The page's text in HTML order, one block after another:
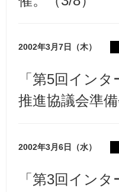
2002年3月7日（木）
「第5回イン
推進協議会準
2002年3月6日（水）
「第3回イン